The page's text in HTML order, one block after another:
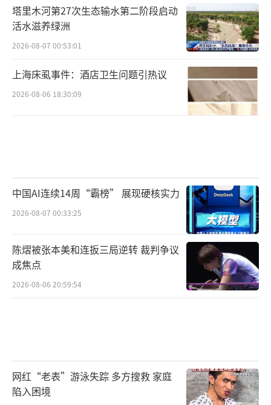
塔里木河第27次生态输水第二阶段启动
活水滋养绿洲
2026-08-07 00:53:01
上海床虱事件：酒店卫生问题引热议
2026-08-06 18:30:09
中国AI连续14周“霸榜” 展现硬核实力
2026-08-07 00:33:25
陈熠被张本美和连扳三局逆转 裁判争议
成焦点
2026-08-06 20:59:54
网红“老表”游泳失踪 多方搜救 家庭
陷入困境